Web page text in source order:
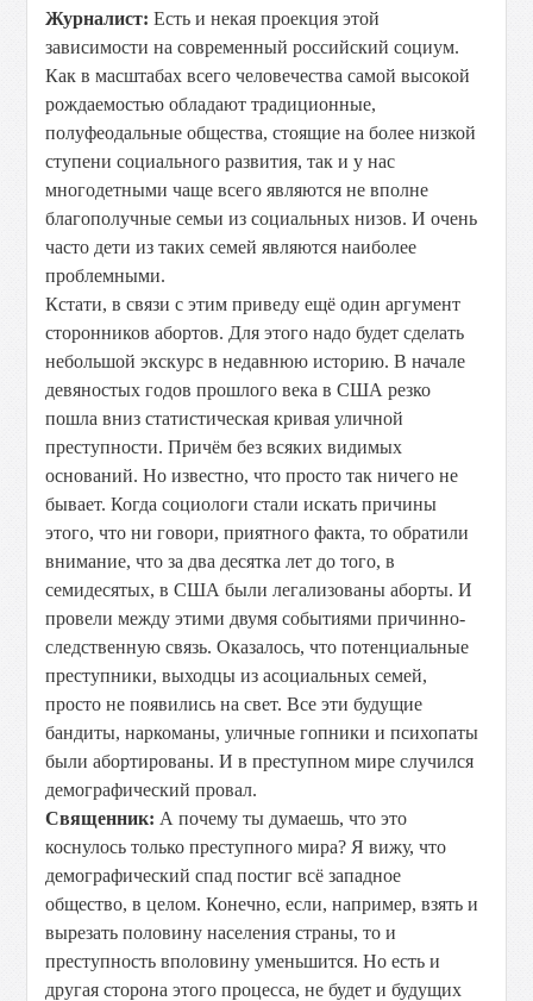
Журналист: Есть и некая проекция этой
зависимости на современный российский социум.
Как в масштабах всего человечества самой высокой
рождаемостью обладают традиционные,
полуфеодальные общества, стоящие на более низкой
ступени социального развития, так и у нас
многодетными чаще всего являются не вполне
благополучные семьи из социальных низов. И очень
часто дети из таких семей являются наиболее
проблемными.
Кстати, в связи с этим приведу ещё один аргумент
сторонников абортов. Для этого надо будет сделать
небольшой экскурс в недавнюю историю. В начале
девяностых годов прошлого века в США резко
пошла вниз статистическая кривая уличной
преступности. Причём без всяких видимых
оснований. Но известно, что просто так ничего не
бывает. Когда социологи стали искать причины
этого, что ни говори, приятного факта, то обратили
внимание, что за два десятка лет до того, в
семидесятых, в США были легализованы аборты. И
провели между этими двумя событиями причинно-
следственную связь. Оказалось, что потенциальные
преступники, выходцы из асоциальных семей,
просто не появились на свет. Все эти будущие
бандиты, наркоманы, уличные гопники и психопаты
были абортированы. И в преступном мире случился
демографический провал.
Священник: А почему ты думаешь, что это
коснулось только преступного мира? Я вижу, что
демографический спад постиг всё западное
общество, в целом. Конечно, если, например, взять и
вырезать половину населения страны, то и
преступность вполовину уменьшится. Но есть и
другая сторона этого процесса, не будет и будущих